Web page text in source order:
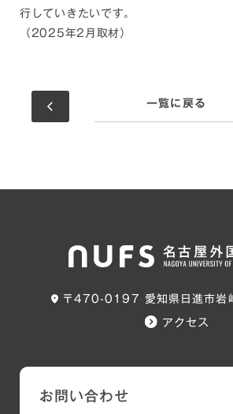
行していきたいです。
（2025年2月取材）
一覧に戻る
〒470-0197 愛知県日進市岩
アクセス
お問い合わせ